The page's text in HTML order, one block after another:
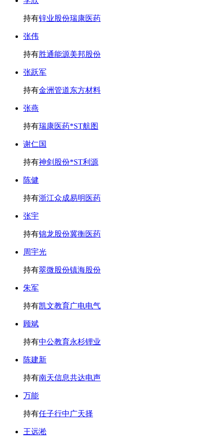
持有锌业股份瑞康医药
张伟
持有胜通能源美邦股份
张跃军
持有金洲管道东方材料
张燕
持有瑞康医药*ST航图
谢仁国
持有神剑股份*ST利源
陈健
持有浙江众成易明医药
张宇
持有锦龙股份冀衡医药
周宇光
持有翠微股份镇海股份
朱军
持有凯文教育广电电气
顾斌
持有中公教育永杉锂业
陈建新
持有南天信息共达电声
万能
持有任子行中广天择
王远淞